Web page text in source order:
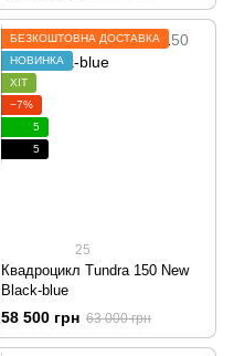
БЕЗКОШТОВНА ДОСТАВКА
НОВИНКА
ХІТ
−7%
5
5
25
Квадроцикл Tundra 150 New
Black-blue
58 500 грн 63 000 грн